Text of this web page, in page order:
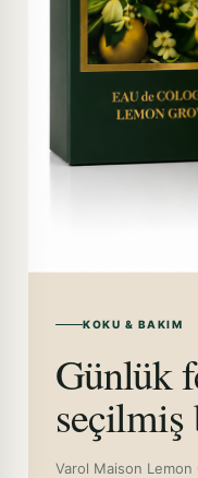
KOKU & BAKIM
Günlük
Varol Maison Lemon